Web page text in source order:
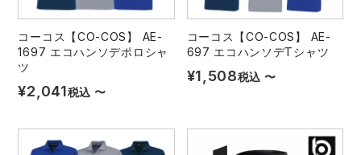
コーコス【CO-COS】 AE-
1697 エコハンソデポロシャ
ツ
¥2,041税込 〜
コーコス【CO-COS】 AE-
697 エコハンソデTシャツ
¥1,508税込 〜